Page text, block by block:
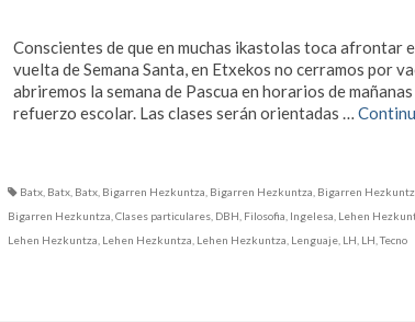
Conscientes de que en muchas ikastolas toca afrontar
vuelta de Semana Santa, en Etxekos no cerramos por
abriremos la semana de Pascua en horarios de
refuerzo escolar. Las clases serán orientadas …
Batx, Batx, Batx, Bigarren Hezkuntza Bigarren Hezkuntza Bigarren
Bigarren Hezkuntza Clases particulares, DBH Filosofia Ingelesa Lehen
Lehen Hezkuntza Lehen Hezkuntza Lehen Hezkuntza Lenguaje, LH LH ,Tecno